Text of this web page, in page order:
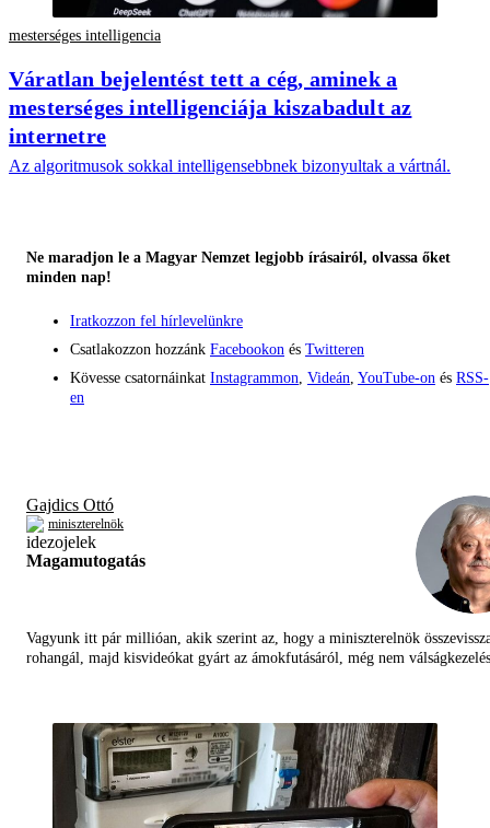
mesterséges intelligencia
Váratlan bejelentést tett a cég, aminek a
mesterséges intelligenciája kiszabadult az
internetre
Az algoritmusok sokkal intelligensebbnek bizonyultak a vártnál.
Ne maradjon le a Magyar Nemzet legjobb írásairól, olvassa őket
minden nap!
Iratkozzon fel hírlevelünkre
Csatlakozzon hozzánk Facebookon és Twitteren
Kövesse csatornáinkat Instagrammon Videán YouTube-on és RSS-
en
Gajdics Ottó
miniszterelnök
Magamutogatás
Vagyunk itt pár millióan, akik szerint az, hogy a miniszterelnök
rohangál, majd kisvideókat gyárt az ámokfutásáról, még nem